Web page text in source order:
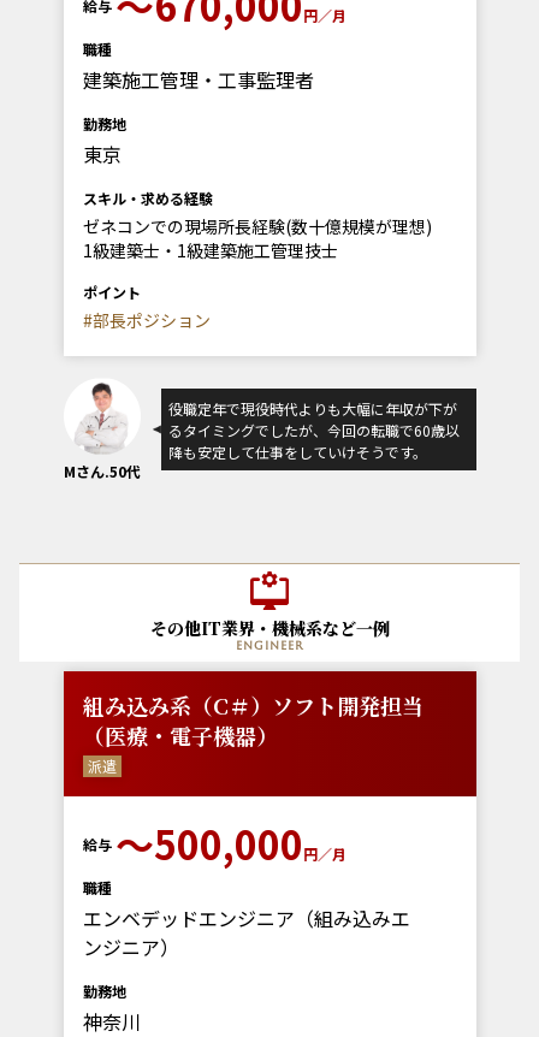
給与
円／月
職種
建築施工管理・工事監理者
勤務地
東京
スキル・求める経験
ゼネコンでの現場所長経験(数十億規模が理想)
1級建築士・1級建築施工管理技士
ポイント
#部長ポジション
Mさん.50代
役職定年で現役時代よりも大幅に年収が下が
るタイミングでしたが、今回の転職で60歳以
降も安定して仕事をしていけそうです。
その他IT業界・機械系など一例
engineer
組み込み系（C＃）ソフト開発担当
（医療・電子機器）
派遣
給与 〜500,000円／月
職種
エンベデッドエンジニア（組み込みエ
ンジニア）
勤務地
神奈川